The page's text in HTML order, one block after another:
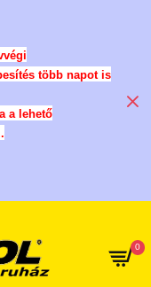
több napot is
a lehető
0